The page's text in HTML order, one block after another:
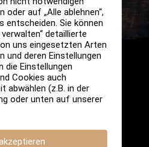
oder auf „Alle ablehnen“,
entscheiden. Sie können
detaillierte
uns eingesetzten Arten
und deren Einstellungen
die Einstellungen
Cookies auch
abwählen (z.B. in der
oder unten auf unserer